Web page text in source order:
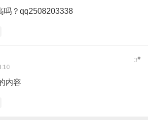
吗？qq2508203338
3#
内容